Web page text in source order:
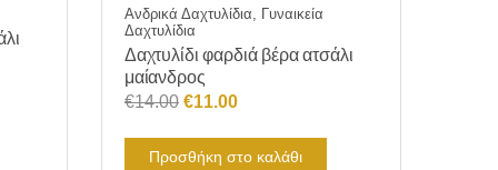
Ανδρικά Δαχτυλίδια, Γυναικεία
Δαχτυλίδια
Δαχτυλίδι φαρδιά βέρα ατσάλι
μαίανδρος
€14.00 Original
was:
€11.00Η
τιμή
Προσθήκη στο καλάθι